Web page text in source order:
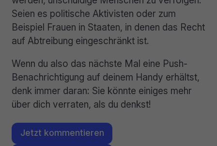
Seien es politische Aktivisten oder zum
Beispiel Frauen in Staaten, in denen das Recht
auf Abtreibung eingeschränkt ist.
Wenn du also das nächste Mal eine Push-
Benachrichtigung auf deinem Handy erhältst,
denk immer daran: Sie könnte einiges mehr
über dich verraten, als du denkst!
Jetzt kommentieren